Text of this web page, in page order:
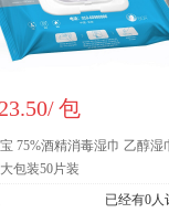
23.50/包
75%酒精消毒湿巾 乙醇湿
包装50片装
已经有0人